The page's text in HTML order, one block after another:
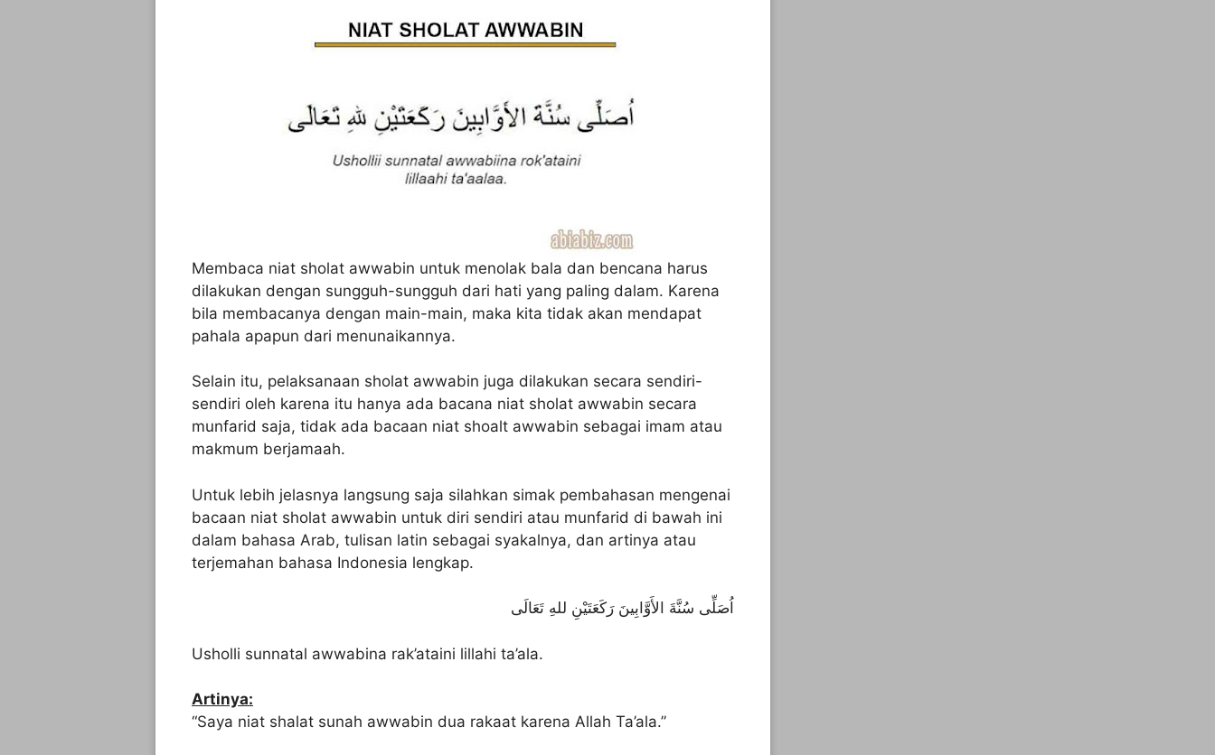
Membaca niat sholat awwabin untuk menolak bala dan bencana harus
dilakukan dengan sungguh-sungguh dari hati yang paling dalam. Karena
bila membacanya dengan main-main, maka kita tidak akan mendapat
pahala apapun dari menunaikannya.
Selain itu, pelaksanaan sholat awwabin juga dilakukan secara sendiri-
sendiri oleh karena itu hanya ada bacana niat sholat awwabin secara
munfarid saja, tidak ada bacaan niat shoalt awwabin sebagai imam atau
makmum berjamaah.
Untuk lebih jelasnya langsung saja silahkan simak pembahasan mengenai
bacaan niat sholat awwabin untuk diri sendiri atau munfarid di bawah ini
dalam bahasa Arab, tulisan latin sebagai syakalnya, dan artinya atau
terjemahan bahasa Indonesia lengkap.
اُصَلِّى سُنَّةَ الأَوَّابِينَ رَكَعَتَيْنِ للهِ تَعَالَى
Usholli sunnatal awwabina rak’ataini lillahi ta’ala.
Artinya:
“Saya niat shalat sunah awwabin dua rakaat karena Allah Ta’ala.”